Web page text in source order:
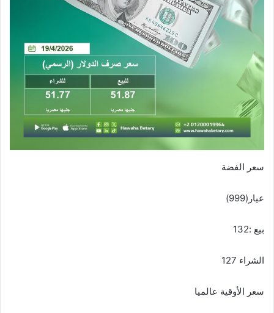
سعر الفضة
عيار(999)
بيع :132
الشراء 127
سعر الأوقية عالميا